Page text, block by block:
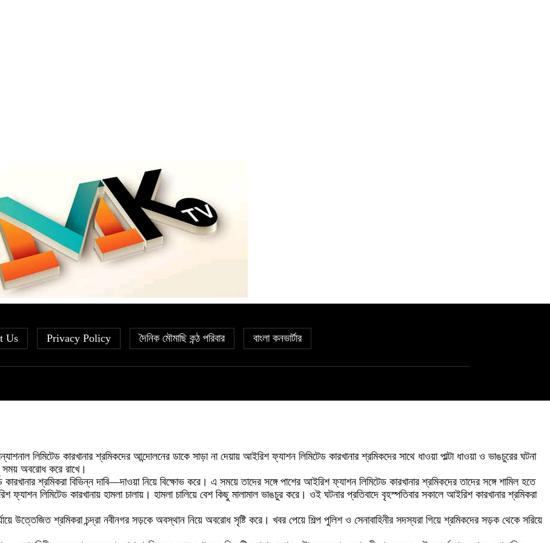
Us Privacy Policy দৈনিক মৌমাছি কন্ঠ পরিবার বাংলা কনভার্টার
লিমিটেড কারখানার শ্রমিকদের আন্দোলনের ডাকে সাড়া না দেয়ায় আইরিশ ফ্যাশন লিমিটেড কারখানার শ্রমিকদের সাথে ধাওয়া পাল্টা ধাওয়া ও ভাঙচুরের ঘটনা
অবরোধ করে রাখে।
কারখানার শ্রমিকরা বিভিন্ন দাবি—দাওয়া নিয়ে বিক্ষোভ করে। এ সময়ে তাদের সঙ্গে পাশের আইরিশ ফ্যাশন লিমিটেড কারখানার শ্রমিকদের তাদের সঙ্গে শামিল হতে
লিমিটেড কারখানায় হামলা চালায়। হামলা চালিয়ে বেশ কিছু মালামাল ভাঙচুর করে। ওই ঘটনার প্রতিবাদে বৃহস্পতিবার সকালে আইরিশ কারখানার শ্রমিকরা
শ্রমিকরা চন্দ্রা নবীনগর সড়কে অবস্থান নিয়ে অবরোধ সৃষ্টি করে। খবর পেয়ে শিল্প পুলিশ ও সেনাবাহিনীর সদস্যরা গিয়ে শ্রমিকদের সড়ক থেকে সরিয়ে